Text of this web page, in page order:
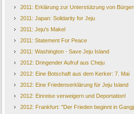
2011: Erklärung zur Unterstützung von
2011: Japan: Solidarity for Jeju
2011: Jeju's Makel
2011: Statement For Peace
2011: Washington - Save Jeju Island
2012: Dringender Aufruf aus Cheju
2012: Eine Botschaft aus dem Kerker: 7. Mai
2012: Eine Friedenserklärung für Jeju Island
2012: Einreise verweigern und Deportation!
2012: Frankfurt: "Der Frieden beginnt in